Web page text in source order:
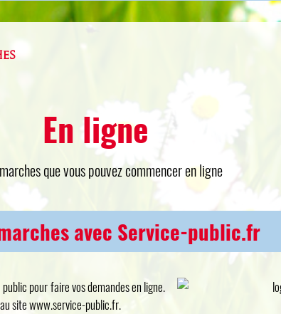
En ligne
que vous pouvez commencer en ligne
avec Service-public.fr
pour faire vos demandes en ligne.
site www.service-public.fr.